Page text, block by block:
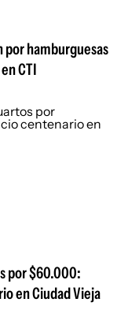
por hamburguesas
CTI
por $60.000:
en Ciudad Vieja